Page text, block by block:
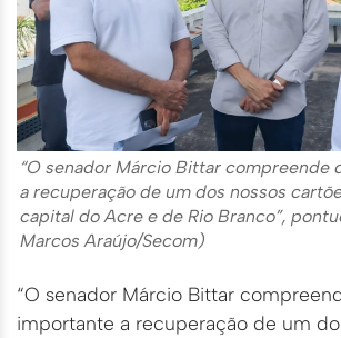
“O senador Márcio Bittar compreende
a recuperação de um dos nossos
capital do Acre e de Rio Branco”,
Marcos Araújo/Secom)
“O senador Márcio Bittar
importante a recuperação de um